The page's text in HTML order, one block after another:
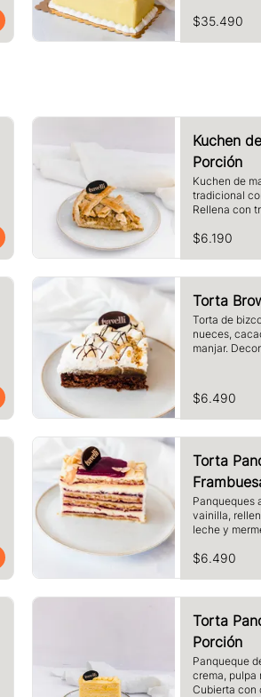
$35.490
Kuchen
Porción
Kuchen de
tradicional
Rellena con
$6.190
Torta
Torta de
nueces,
manjar.
$6.490
Torta
Panqueques
vainilla,
leche y
blanco y
$6.490
Torta
Porción
Panqueque
crema, pulpa
Cubierta con